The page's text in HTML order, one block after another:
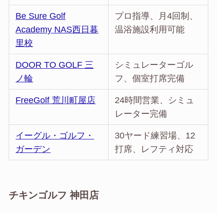
Be Sure Golf
Academy NAS西日暮
里校
プロ指導、月4回制、
温浴施設利用可能
DOOR TO GOLF 三
ノ輪
シミュレーターゴル
フ、個室打席完備
FreeGolf 荒川町屋店
24時間営業、シミュ
レーター完備
イーグル・ゴルフ・
ガーデン
30ヤード練習場、12
打席、レフティ対応
チキンゴルフ 神田店